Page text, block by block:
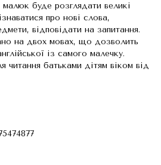
буде розглядати великі
про нові слова,
відповідати на запитання.
на двох мовах, що дозволить
із самого малечку.
читання батьками дітям віком від